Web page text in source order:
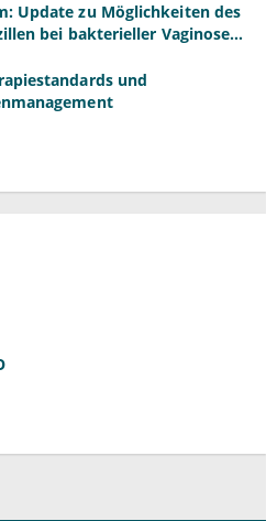
Update zu Möglichkeiten des
bei bakterieller Vaginose
und